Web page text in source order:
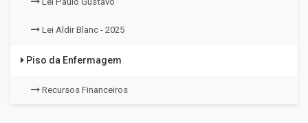
Lei Aldir Blanc - 2025
Piso da Enfermagem
Recursos Financeiros